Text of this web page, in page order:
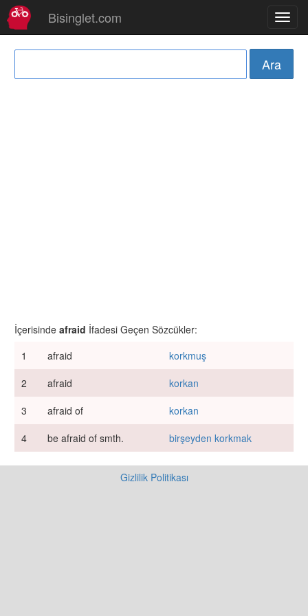
Bisinglet.com
İçerisinde afraid İfadesi Geçen Sözcükler:
1
afraid
korkmuş
2
afraid
korkan
3
afraid of
korkan
4
be afraid of smth. birşeyden korkmak
Gizlilik Politikası